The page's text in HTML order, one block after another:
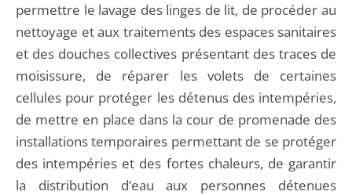
permettre le lavage des linges de lit, de procéder au
nettoyage et aux traitements des espaces sanitaires
et des douches collectives présentant des traces de
moisissure, de réparer les volets de certaines
cellules pour protéger les détenus des intempéries,
de mettre en place dans la cour de promenade des
installations temporaires permettant de se protéger
des intempéries et des fortes chaleurs, de garantir
la distribution d’eau aux personnes détenues